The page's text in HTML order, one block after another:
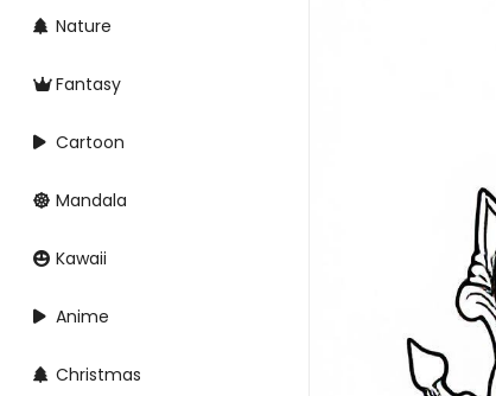
Nature
Fantasy
Cartoon
Mandala
Kawaii
Anime
Christmas